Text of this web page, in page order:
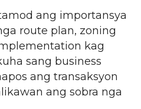
ang importansya
route plan, zoning
kag
sang business
ang transaksyon
ang sobra nga